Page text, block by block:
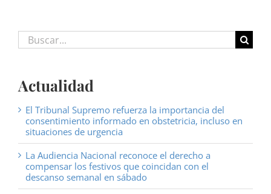
Buscar:
Actualidad
El Tribunal Supremo refuerza la importancia del
consentimiento informado en obstetricia, incluso en
situaciones de urgencia
La Audiencia Nacional reconoce el derecho a
compensar los festivos que coincidan con el
descanso semanal en sábado